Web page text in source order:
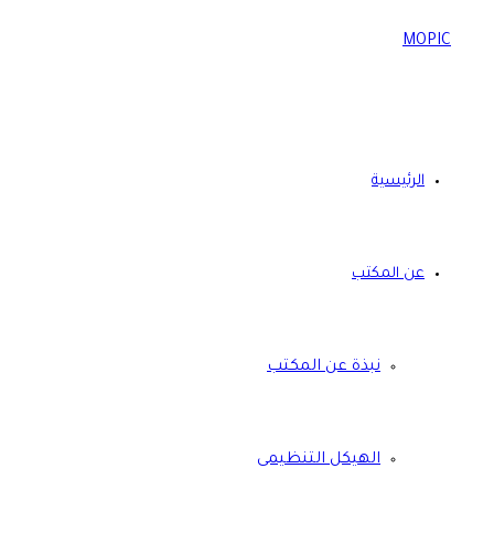
الرئيسية
عن المكتب
نبذة عن المكتب
الهيكل التنظيمى